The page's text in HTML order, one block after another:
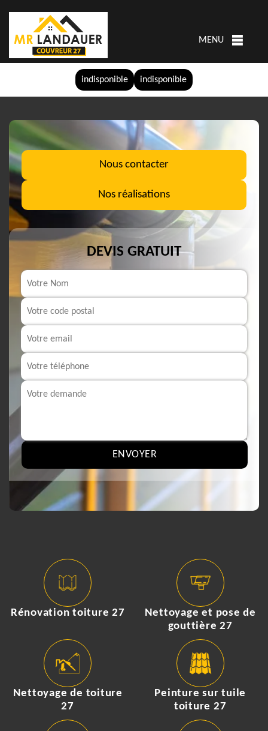
indisponible indisponible
MENU
Nous contacter
Nos réalisations
DEVIS GRATUIT
Rénovation toiture 27
Nettoyage et pose de
gouttière 27
Nettoyage de toiture
27
Peinture sur tuile
toiture 27